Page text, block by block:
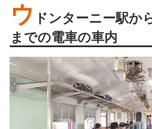
ウ ドンターニー駅か
までの電車の車内